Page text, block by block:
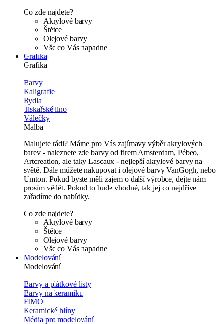
Co zde najdete?
Akrylové barvy
Štětce
Olejové barvy
Vše co Vás napadne
Grafika
Grafika
Barvy
Kaligrafie
Rydla
Tiskařské lino
Válečky
Malba
Malujete rádi? Máme pro Vás zajímavy výběr akrylových
barev - naleznete zde barvy od firem Amsterdam, Pébeo,
Artcreation, ale taky Lascaux - nejlepší akrylové barvy na
světě. Dále můžete nakupovat i olejové barvy VanGogh, nebo
Umton. Pokud byste měli zájem o další výrobce, dejte nám
prosím vědět. Pokud to bude vhodné, tak jej co nejdříve
zařadíme do nabídky.
Co zde najdete?
Akrylové barvy
Štětce
Olejové barvy
Vše co Vás napadne
Modelování
Modelování
Barvy a plátkové listy
Barvy na keramiku
FIMO
Keramické hlíny
Média pro modelování